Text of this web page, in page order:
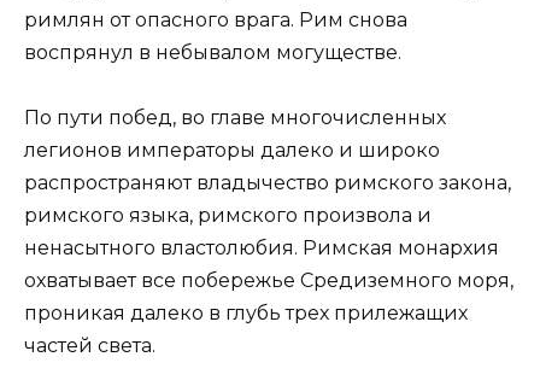
римлян от опасного врага. Рим снова
воспрянул в небывалом могуществе.
По пути побед, во главе многочисленных
легионов императоры далеко и широко
распространяют владычество римского закона,
римского языка, римского произвола и
ненасытного властолюбия. Римская монархия
охватывает все побережье Средиземного моря,
проникая далеко в глубь трех прилежащих
частей света.